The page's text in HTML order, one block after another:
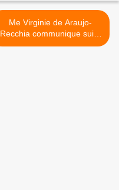
Me Virginie de Araujo-
Recchia communique suite
à sa mise en garde à vue